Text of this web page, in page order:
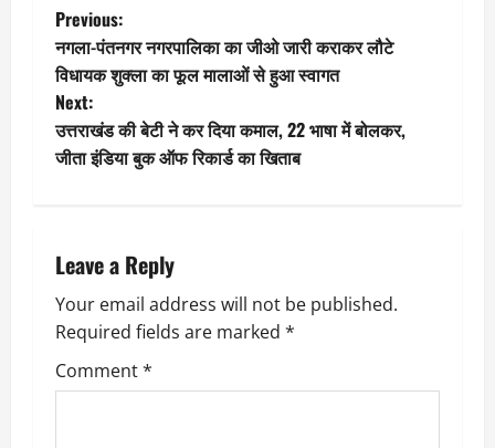
P
o
s
t
a
v
i
g
Previous:
नगला-पंतनगर नगरपालिका का जीओ जारी कराकर लौटे
विधायक शुक्ला का फूल मालाओं से हुआ स्वागत
Next:
उत्तराखंड की बेटी ने कर दिया कमाल, 22 भाषा में बोलकर,
जीता इंडिया बुक ऑफ रिकार्ड का खिताब
Leave a Reply
Your email address will not be published.
Required fields are marked *
Comment*